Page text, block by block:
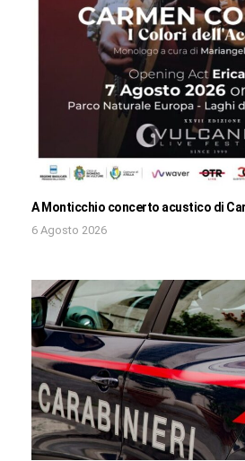
A Monticchio concerto acustico di
6 Agosto 2026